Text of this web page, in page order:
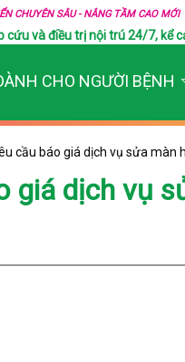
CHUYÊN SÂU - NÂNG TẦM CAO MỚI
và điều trị nội trú 24/7, kể
CHO NGƯỜI BỆNH
cầu báo giá dịch vụ sửa màn
giá dịch vụ